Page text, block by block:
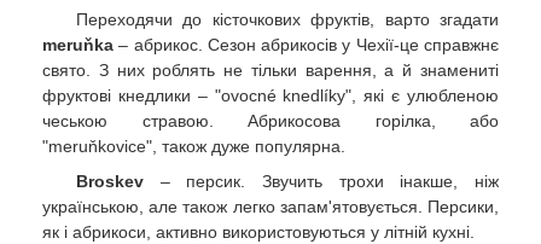
Переходячи до кісточкових фруктів, варто згадати
meruňka – абрикос. Сезон абрикосів у Чехії-це справжнє
свято. З них роблять не тільки варення, а й знамениті
фруктові кнедлики – "ovocné knedlíky", які є улюбленою
чеською стравою. Абрикосова горілка, або
"meruňkovice", також дуже популярна.
Broskev – персик. Звучить трохи інакше, ніж
українською, але також легко запам'ятовується. Персики,
як і абрикоси, активно використовуються у літній кухні.